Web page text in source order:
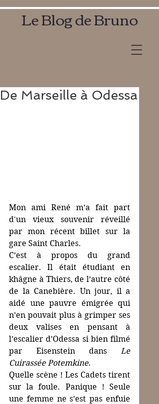
Le Blog de Bruno
De Marseille à Odessa
Mon ami René m’a fait part
d'un vieux souvenir réveillé
par mon récent billet sur la
gare Saint Charles.
C’est à propos du grand
escalier. Il était étudiant en
khâgne à Thiers, de l’autre côté
de la Canebière. Un jour, il a
aidé une pauvre émigrée qui
n’en pouvait plus à grimper ses
deux valises en pensant à
l’escalier d’Odessa si bien filmé
par Eisenstein dans Le
Cuirassée Potemkine.
Quelle scène ! Les Cadets tirent
sur la foule. Panique ! Seule
une femme ne s’est pas enfuie